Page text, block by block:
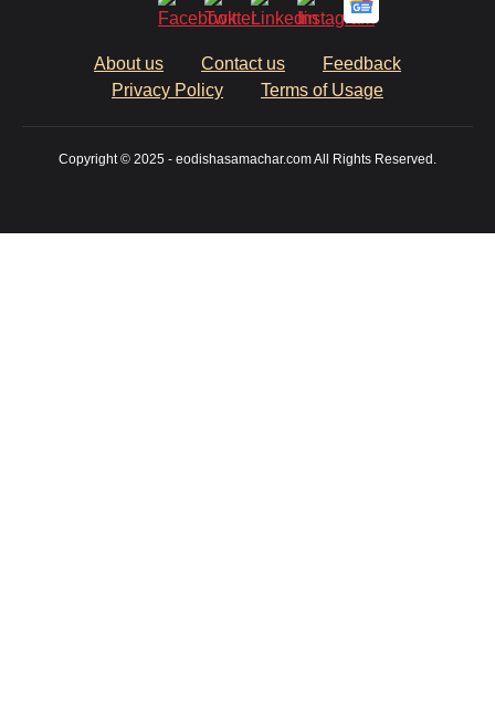
About us Contact us
Feedback
Privacy Policy
Terms of Usage
Copyright © 2025 - eodishasamachar.com All Rights Reserved.